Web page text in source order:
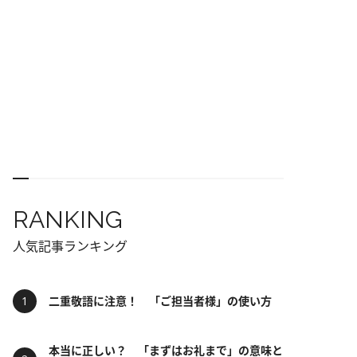
RANKING
人気記事ランキング
二重敬語に注意！ 「ご担当者様」の使い方
本当に正しい？ 「まずはお礼まで」の意味と